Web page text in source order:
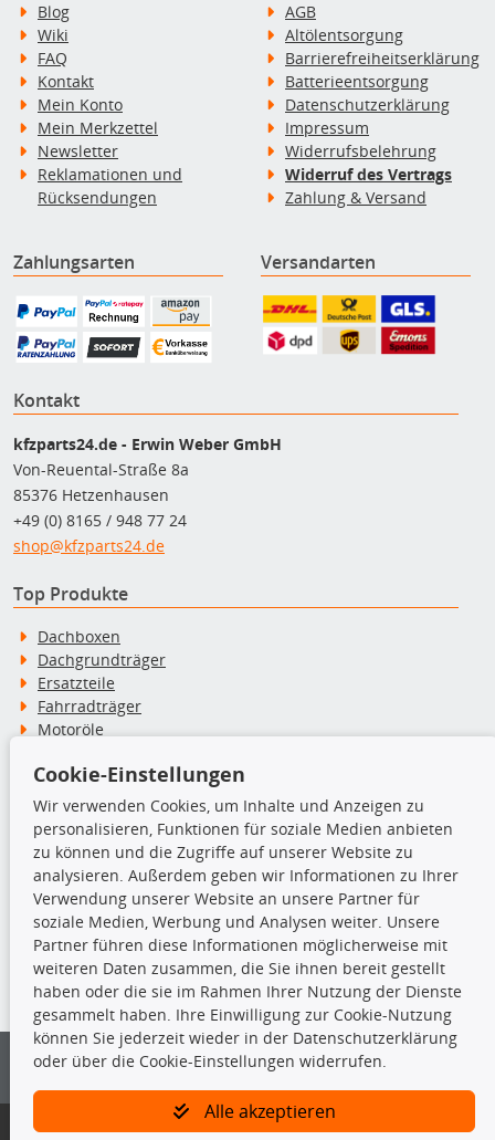
Blog
Wiki
FAQ
Kontakt
Mein Konto
Mein Merkzettel
Newsletter
Reklamationen und
Rücksendungen
AGB
Altölentsorgung
Barrierefreiheitserklärung
Batterieentsorgung
Datenschutzerklärung
Impressum
Widerrufsbelehrung
Widerruf des Vertrags
Zahlung & Versand
Zahlungsarten Versandarten
Kontakt
kfzparts24.de - Erwin Weber GmbH
Von-Reuental-Straße 8a
85376 Hetzenhausen
+49 (0) 8165 / 948 77 24
shop@kfzparts24.de
Top Produkte
Dachboxen
Dachgrundträger
Ersatzteile
Fahrradträger
Motoröle
Schneeketten
TecDoc Inside
Die hier angezeigten Daten insbesondere die gesamte Datenbank dürfen
nicht kopiert werden.
Es ist zu unterlassen, die Daten oder die gesamte Datenbank ohne
vorherige Zustimmung von TecDoc zu vervielfältigen, zu verbreiten
und/oder diese Handlungen durch Dritte ausführen zu lassen. Ein
Bitte prüfen Sie, ob das über unseren Onlineshop identifizierte Ersatzteil
Cookie-Einstellungen
Wir verwenden Cookies, um Inhalte und Anzeigen zu
personalisieren, Funktionen für soziale Medien anbieten
zu können und die Zugriffe auf unserer Website zu
analysieren. Außerdem geben wir Informationen zu Ihrer
Verwendung unserer Website an unsere Partner für
soziale Medien, Werbung und Analysen weiter. Unsere
Partner führen diese Informationen möglicherweise mit
weiteren Daten zusammen, die Sie ihnen bereit gestellt
haben oder die sie im Rahmen Ihrer Nutzung der Dienste
gesammelt haben. Ihre Einwilligung zur Cookie-Nutzung
können Sie jederzeit wieder in der Datenschutzerklärung
oder über die Cookie-Einstellungen widerrufen.
Alle akzeptieren